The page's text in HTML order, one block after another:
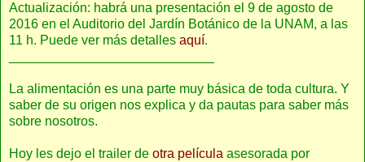
Actualización: habrá una presentación el 9 de agosto de
2016 en el Auditorio del Jardín Botánico de la UNAM, a las
11 h. Puede ver más detalles aquí.
La alimentación es una parte muy básica de toda cultura. Y
saber de su origen nos explica y da pautas para saber más
sobre nosotros.
Hoy les dejo el trailer de otra película asesorada por